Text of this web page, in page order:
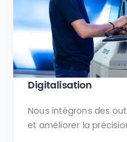
Digitalisation
Nous intégrons des
et améliorer la